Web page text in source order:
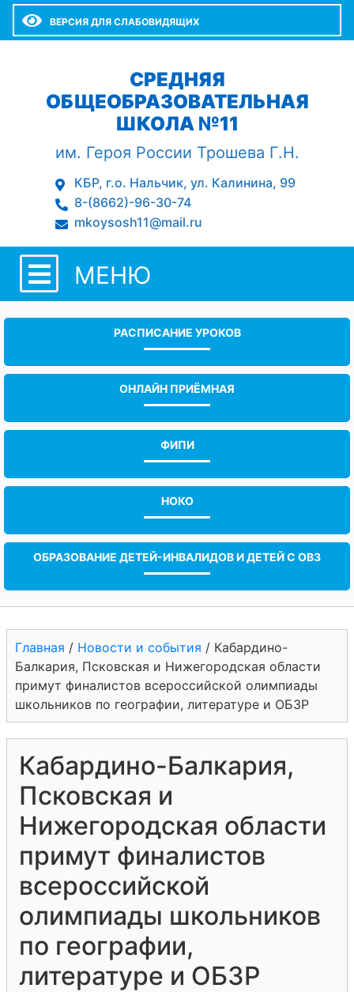
ВЕРСИЯ ДЛЯ СЛАБОВИДЯЩИХ
СРЕДНЯЯ
ОБЩЕОБРАЗОВАТЕЛЬНАЯ
ШКОЛА №11
им. Героя России Трошева Г.Н.
КБР, г.о. Нальчик, ул. Калинина, 99
8-(8662)-96-30-74
mkoysosh11@mail.ru
МЕНЮ
РАСПИСАНИЕ УРОКОВ
ОНЛАЙН ПРИЁМНАЯ
ФИПИ
НОКО
ОБРАЗОВАНИЕ ДЕТЕЙ-ИНВАЛИДОВ И ДЕТЕЙ С ОВЗ
Главная / Новости и события / Кабардино-
Балкария, Псковская и Нижегородская области
примут финалистов всероссийской олимпиады
школьников по географии, литературе и ОБЗР
Кабардино-Балкария,
Псковская и
Нижегородская области
примут финалистов
всероссийской
олимпиады школьников
по географии,
литературе и ОБЗР